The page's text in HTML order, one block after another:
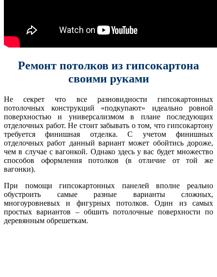
Ремонт потолков из гипсокартона
своими руками
Не секрет что все разновидности гипсокартонных
потолочных конструкций «подкупают» идеально ровной
поверхностью и универсализмом в плане последующих
отделочных работ. Не стоит забывать о том, что гипсокартону
требуется финишная отделка. С учетом финишных
отделочных работ данный вариант может обойтись дороже,
чем в случае с вагонкой. Однако здесь у вас будет множество
способов оформления потолков (в отличие от той же
вагонки).
При помощи гипсокартонных панелей вполне реально
обустроить самые разные варианты сложных,
многоуровневых и фигурных потолков. Один из самых
простых вариантов – обшить потолочные поверхности по
деревянным обрешеткам.